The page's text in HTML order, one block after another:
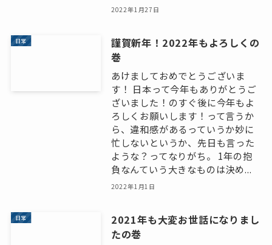
2022年1月27日
日常
謹賀新年！2022年もよろしくの
巻
あけましておめでとうございま
す！ 日本って今年もありがとうご
ざいました！のすぐ後に今年もよ
ろしくお願いします！って言うか
ら、違和感があるっていうか妙に
忙しないというか、先日も言った
ような？ってなりがち。 1年の抱
負なんていう大きなものは決め...
2022年1月1日
日常
2021年も大変お世話になりまし
たの巻